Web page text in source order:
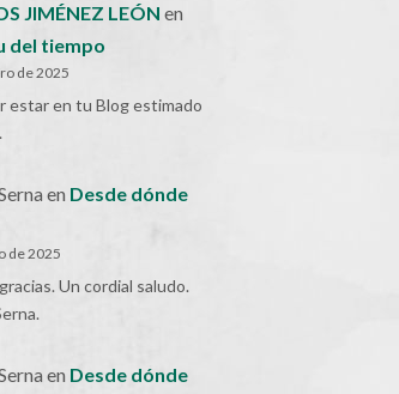
JIMÉNEZ LEÓN en
del tiempo
de 2025
estar en tu Blog estimado
en Desde dónde
de 2025
Un cordial saludo.
en Desde dónde